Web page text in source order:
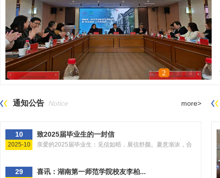
1 2 3 4 5
通知公告 Notice more>
10
2025-10
致2025届毕业生的一封信
亲爱的2025届毕业生：见信如晤，展信舒颜。夏意渐浓，合
29 喜讯：湖南第一师范学院校友李柏...